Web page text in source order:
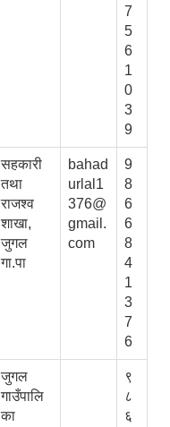
7
5
6
1
0
3
9
सहकारी
तथा
राजश्व
शाखा,
जुगल
गा.पा
bahad
urlal1
376@
gmail.
com
9
8
6
6
8
4
1
3
7
6
जुगल
गाउँपालि
का
९
८
६